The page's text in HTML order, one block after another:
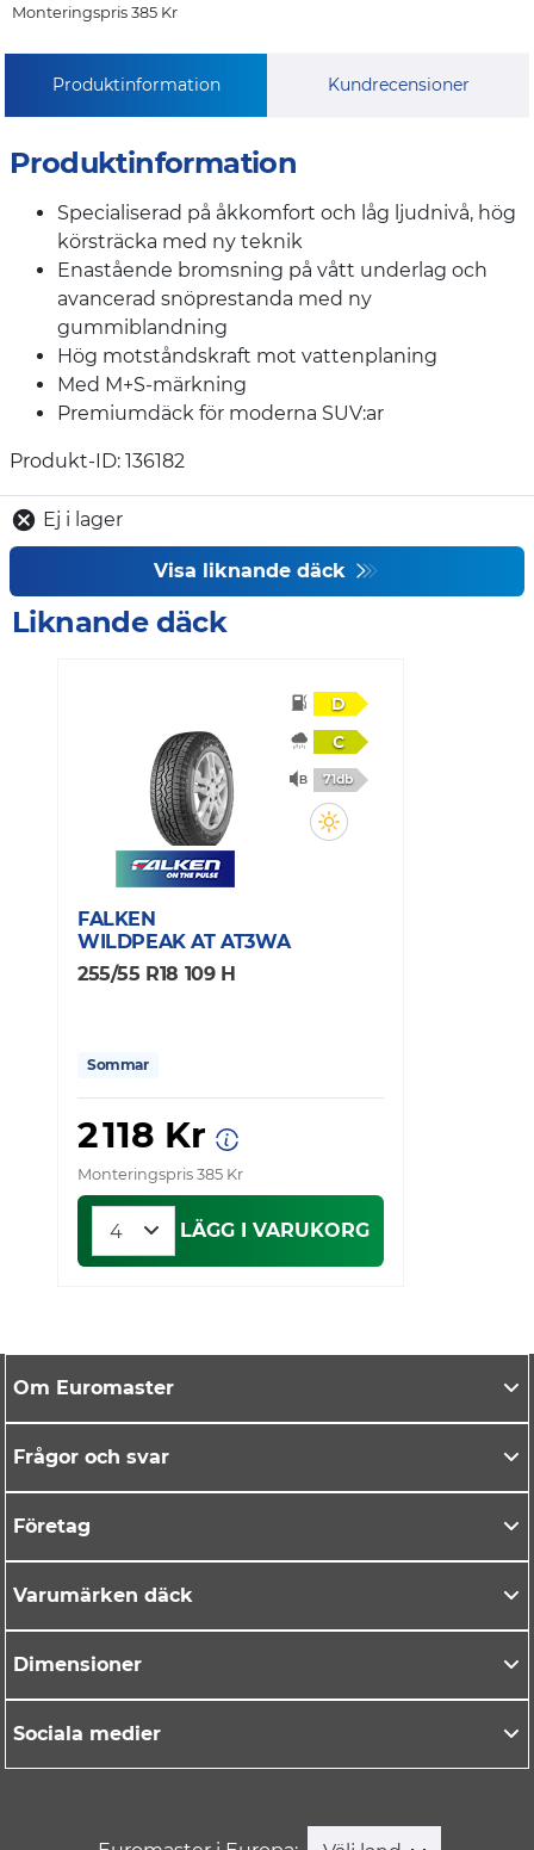
Monteringspris 385 Kr
Produktinformation Kundrecensioner
Produktinformation
Specialiserad på åkkomfort och låg ljudnivå, hög
körsträcka med ny teknik
Enastående bromsning på vått underlag och
avancerad snöprestanda med ny
gummiblandning
Hög motståndskraft mot vattenplaning
Med M+S-märkning
Premiumdäck för moderna SUV:ar
Produkt-ID: 136182
Ej i lager
Visa liknande däck
Liknande däck
D
C
71db
FALKEN
WILDPEAK AT AT3WA
255/55 R18 109 H
Sommar
2 118 Kr
Monteringspris 385 Kr
LÄGG I VARUKORG
Om Euromaster
Frågor och svar
Företag
Varumärken däck
Dimensioner
Sociala medier